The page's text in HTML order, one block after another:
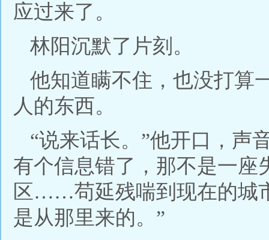
应过来了。
林阳沉默了片刻。
他知道瞒不住，也没打算
人的东西。
“说来话长。”他开口，声
有个信息错了，那不是一座
区……苟延残喘到现在的城
是从那里来的。”